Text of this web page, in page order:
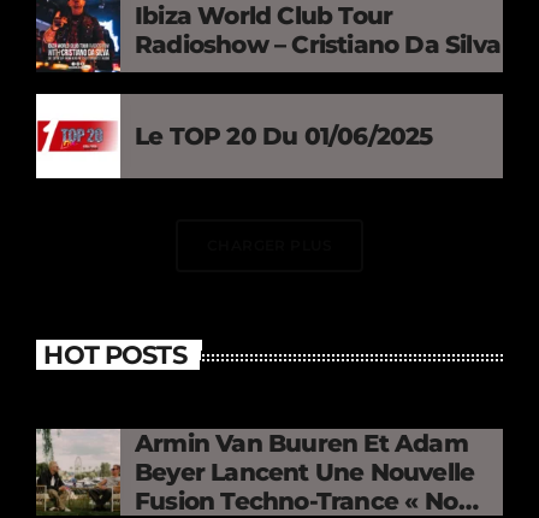
Ibiza World Club Tour
Radioshow – Cristiano Da Silva
Le TOP 20 Du 01/06/2025
HOT POSTS
Armin Van Buuren Et Adam
Beyer Lancent Une Nouvelle
Fusion Techno-Trance « No